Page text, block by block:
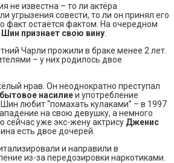
не известна – то ли актёра
угрызения совести, то ли он принял его
факт остаётся фактом. На очередном
признает свою вину
Чарли прожили в браке менее 2 лет.
– у них родилось двое
нрав. Он неоднократно преступал
бытовое насилиеи употребление
любит “помахать кулаками” – в 1997
на свою девушку, а немного
сейчас уже экс-жену актрису Дженис
есть двое дочерей.
и направили в
из-за передозировки наркотиками.